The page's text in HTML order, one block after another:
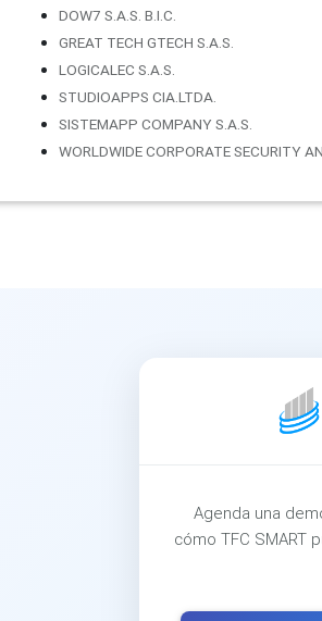
DOW7 S.A.S. B.I.C.
GREAT TECH GTECH S.A.S.
LOGICALEC S.A.S.
STUDIOAPPS CIA.LTDA.
SISTEMAPP COMPANY S.A.S.
WORLDWIDE CORPORATE SECURITY
Agenda una
cómo TFC SMART